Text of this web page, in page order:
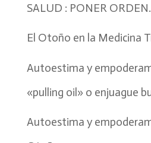
SALUD : PONER ORDEN.
El Otoño en la Medicina
Autoestima y
«pulling oil» o enjuague
Autoestima y